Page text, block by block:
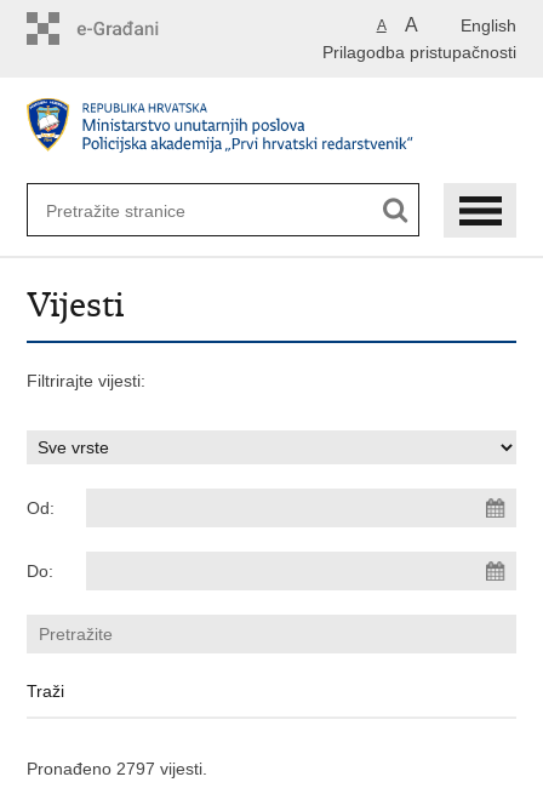
English
A A
Prilagodba pristupačnosti
Vijesti
Filtrirajte vijesti:
Od:
Do:
Pronađeno 2797 vijesti.